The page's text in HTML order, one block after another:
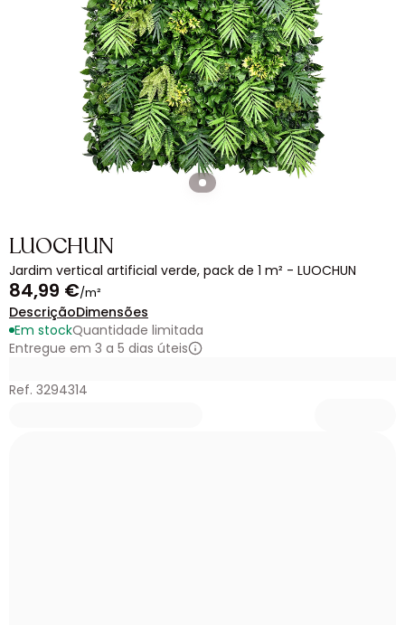
LUOCHUN
Jardim vertical artificial verde, pack de 1 m² - LUOCHUN
84,99 €/m²
DescriçãoDimensões
Em stockQuantidade limitada
Entregue em 3 a 5 dias úteis
Ref. 3294314